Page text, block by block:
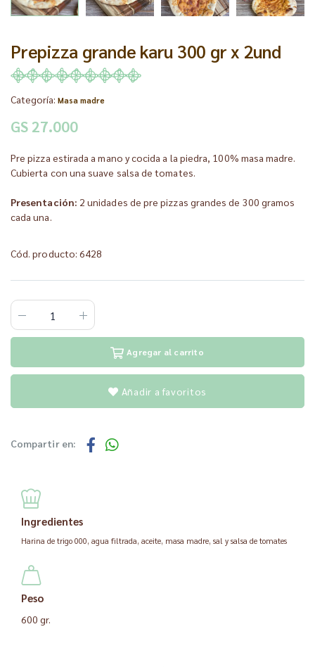
Prepizza grande karu 300 gr x 2und
Categoría: Masa madre
GS 27.000
Pre pizza estirada a mano y cocida a la piedra, 100% masa madre.
Cubierta con una suave salsa de tomates.
Presentación: 2 unidades de pre pizzas grandes de 300 gramos
cada una.
Cód. producto: 6428
Agregar al carrito
Añadir a favoritos
Compartir en:
Ingredientes
Harina de trigo 000, agua filtrada, aceite, masa madre, sal y salsa de tomates
Peso
600 gr.